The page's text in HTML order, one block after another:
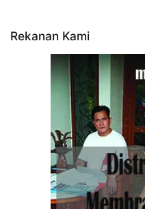
Rekanan Kami